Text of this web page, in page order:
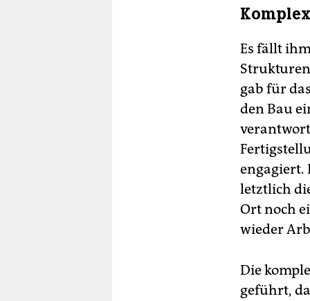
Es fällt
gab für
den Bau
engagiert.
letztlich
Ort noch
wieder
Die
geführt,